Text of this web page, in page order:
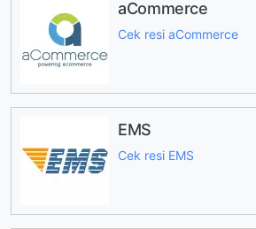
aCommerce
Cek resi aCommerce
EMS
Cek resi EMS